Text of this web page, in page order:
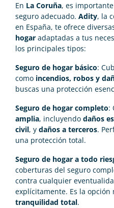
En La Coruña, es
seguro adecuado. Adity, la
en España, te ofrece
hogar adaptadas a tus
los principales tipos:
Seguro de hogar básico:
como incendios, robos y
buscas una protección
Seguro de hogar completo:
amplia, incluyendo daños
civil, y daños a terceros.
una protección total.
Seguro de hogar a todo
coberturas del seguro
contra cualquier
explícitamente. Es la
tranquilidad total.